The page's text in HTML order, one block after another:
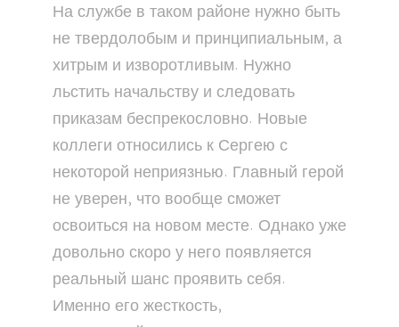
На службе в таком районе нужно быть
не твердолобым и принципиальным, а
хитрым и изворотливым. Нужно
льстить начальству и следовать
приказам беспрекословно. Новые
коллеги относились к Сергею с
некоторой неприязнью. Главный герой
не уверен, что вообще сможет
освоиться на новом месте. Однако уже
довольно скоро у него появляется
реальный шанс проявить себя.
Именно его жесткость,